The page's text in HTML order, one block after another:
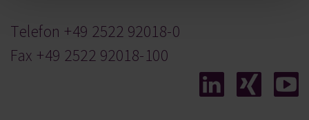
Telefon +49 2522 92018-0
Fax +49 2522 92018-100